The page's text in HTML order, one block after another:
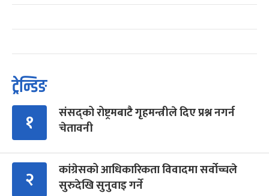
ट्रेन्डिङ
१
संसद्को रोष्ट्रमबाटै गृहमन्त्रीले दिए प्रश्न नगर्न
चेतावनी
२
कांग्रेसको आधिकारिकता विवादमा सर्वोच्चले
सुरुदेखि सुनुवाइ गर्ने